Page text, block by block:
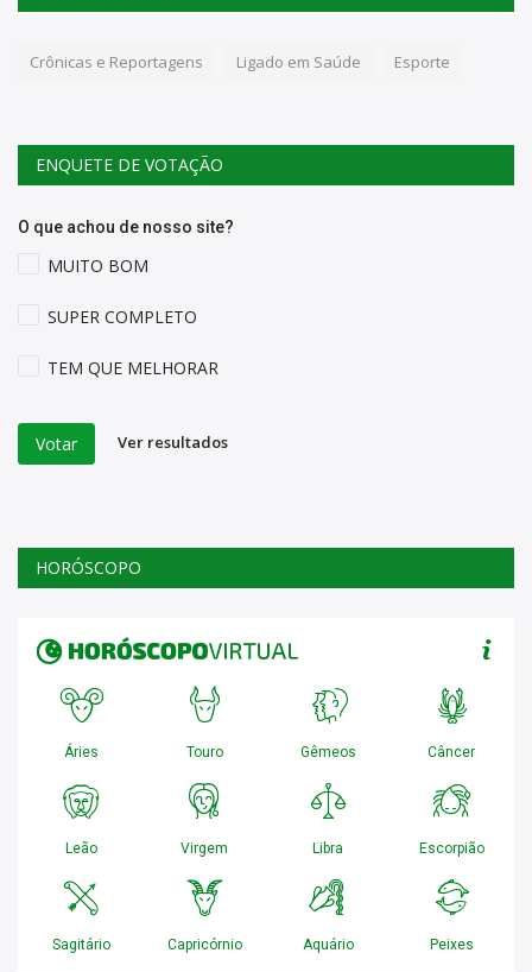
Crônicas e Reportagens Ligado em Saúde Esporte
ENQUETE DE VOTAÇÃO
O que achou de nosso site?
MUITO BOM
SUPER COMPLETO
TEM QUE MELHORAR
Votar Ver resultados
HORÓSCOPO